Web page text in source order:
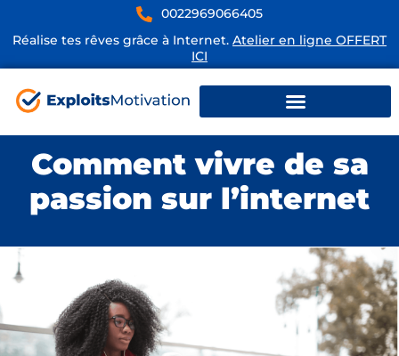
0022969066405
Réalise tes rêves grâce à Internet. Atelier en ligne OFFERT
ICI
Comment vivre de sa
passion sur l’internet